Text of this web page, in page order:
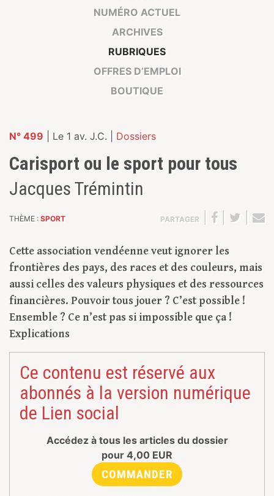
NUMÉRO ACTUEL
ARCHIVES
RUBRIQUES
OFFRES D’EMPLOI
BOUTIQUE
N° 499 | Le 1 av. J.C. | Dossiers
Carisport ou le sport pour tous
Jacques Trémintin
THÈME : SPORT PARTAGER
Cette association vendéenne veut ignorer les
frontières des pays, des races et des couleurs, mais
aussi celles des valeurs physiques et des ressources
financières. Pouvoir tous jouer ? C’est possible !
Ensemble ? Ce n’est pas si impossible que ça !
Explications
Ce contenu est réservé aux
abonnés à la version numérique
de Lien social
Accédez à tous les articles du dossier
pour 4,00 EUR
COMMANDER